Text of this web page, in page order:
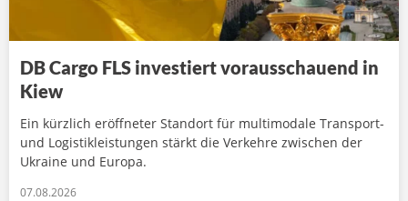
DB Cargo FLS investiert vorausschauend in
Kiew
Ein kürzlich eröffneter Standort für multimodale Transport-
und Logistikleistungen stärkt die Verkehre zwischen der
Ukraine und Europa.
07.08.2026